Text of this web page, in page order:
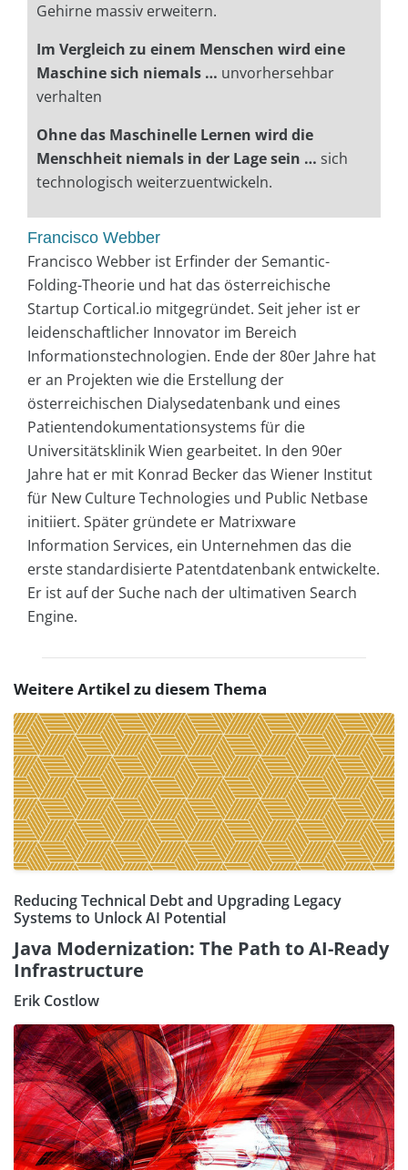
Gehirne massiv erweitern.
Im Vergleich zu einem Menschen wird eine
Maschine sich niemals … unvorhersehbar
verhalten
Ohne das Maschinelle Lernen wird die
Menschheit niemals in der Lage sein … sich
technologisch weiterzuentwickeln.
Francisco Webber
Francisco Webber ist Erfinder der Semantic-
Folding-Theorie und hat das österreichische
Startup Cortical.io mitgegründet. Seit jeher ist er
leidenschaftlicher Innovator im Bereich
Informationstechnologien. Ende der 80er Jahre hat
er an Projekten wie die Erstellung der
österreichischen Dialysedatenbank und eines
Patientendokumentationsystems für die
Universitätsklinik Wien gearbeitet. In den 90er
Jahre hat er mit Konrad Becker das Wiener Institut
für New Culture Technologies und Public Netbase
initiiert. Später gründete er Matrixware
Information Services, ein Unternehmen das die
erste standardisierte Patentdatenbank entwickelte.
Er ist auf der Suche nach der ultimativen Search
Engine.
Weitere Artikel zu diesem Thema
Reducing Technical Debt and Upgrading Legacy
Systems to Unlock AI Potential
Java Modernization: The Path to AI-Ready
Infrastructure
Erik Costlow